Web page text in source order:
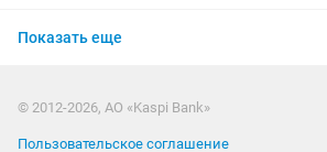
Электроника в Актобе
Электроника в Таразе
Показать еще
© 2012-2026, АО «Kaspi Bank»
Пользовательское соглашение